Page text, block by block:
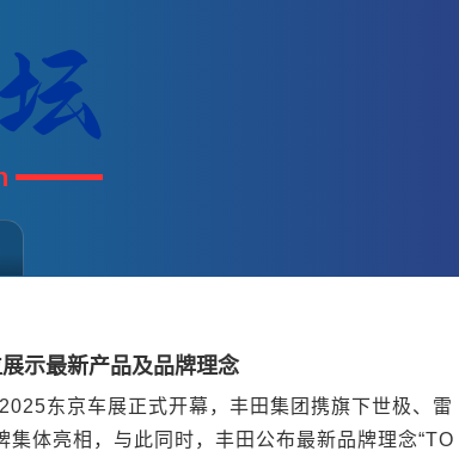
示最新产品及品牌理念
东京车展正式开幕，丰田集团携旗下世极、雷
体亮相，与此同时，丰田公布最新品牌理念“TO